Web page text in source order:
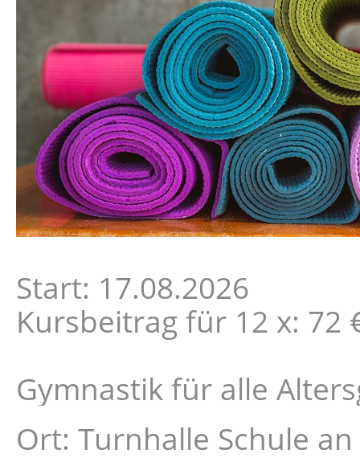
Start: 17.08.2026
Kursbeitrag für 12 x: 72
Gymnastik für alle
Ort: Turnhalle Schule